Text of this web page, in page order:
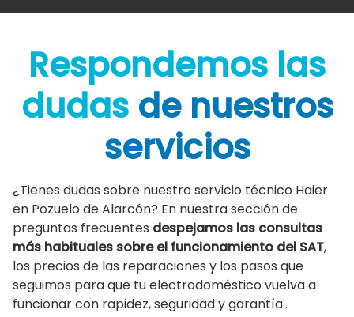
Respondemos las
dudas de nuestros
servicios
¿Tienes dudas sobre nuestro servicio técnico Haier
en Pozuelo de Alarcón? En nuestra sección de
preguntas frecuentes despejamos las consultas
más habituales sobre el funcionamiento del SAT,
los precios de las reparaciones y los pasos que
seguimos para que tu electrodoméstico vuelva a
funcionar con rapidez, seguridad y garantía..